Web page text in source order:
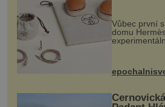
Vůbec první
domu
kovový...